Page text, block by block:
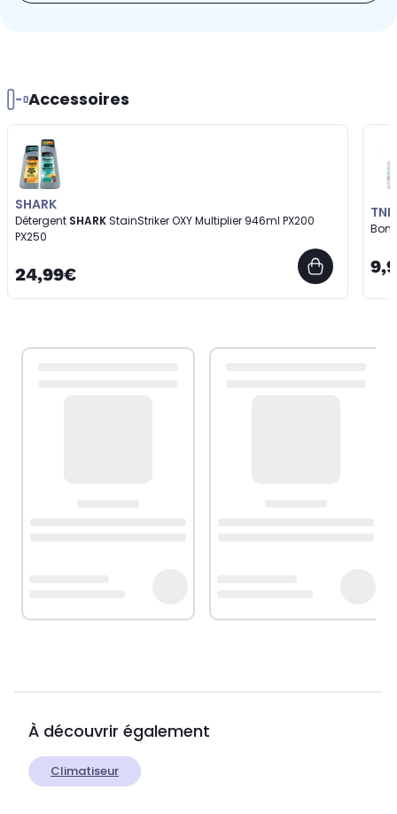
Accessoires
SHARK
Détergent SHARK
PX250
24,99€
TNB
À découvrir également
Climatiseur